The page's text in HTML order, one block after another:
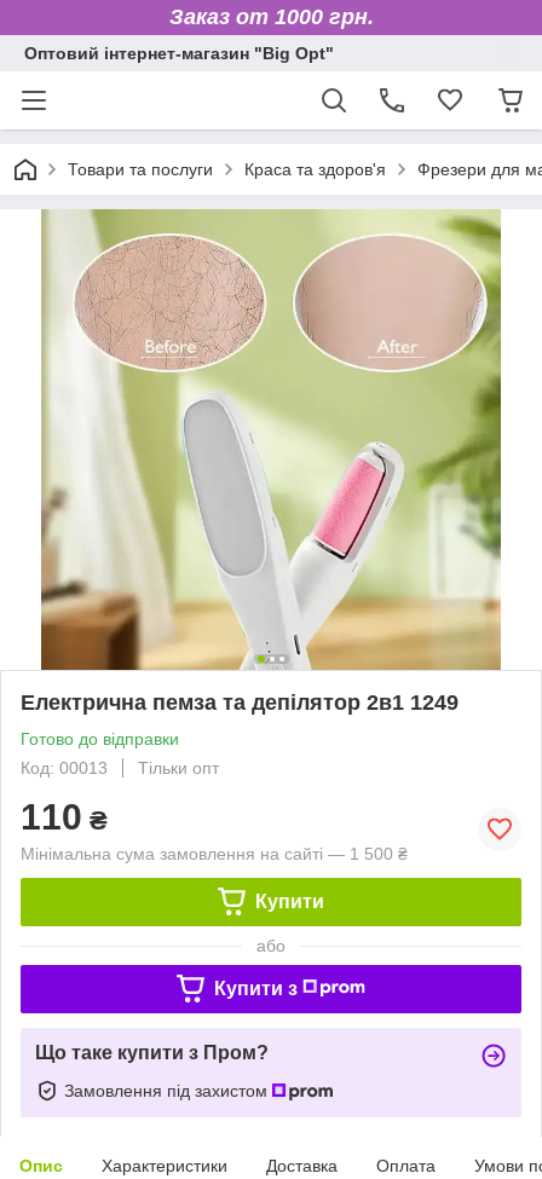
Заказ от 1000 грн.
Оптовий інтернет-магазин "Big Opt"
Товари та послуги Краса та здоров'я Фрезери для
Електрична пемза та депілятор 2в1 1249
Готово до відправки
Код: 00013
Тільки опт
110 ₴
Мінімальна сума замовлення на сайті — 1 500 ₴
Купити
або
Купити з
Що таке купити з Пром?
Замовлення під захистом
Опис Характеристики Доставка Оплата Умови